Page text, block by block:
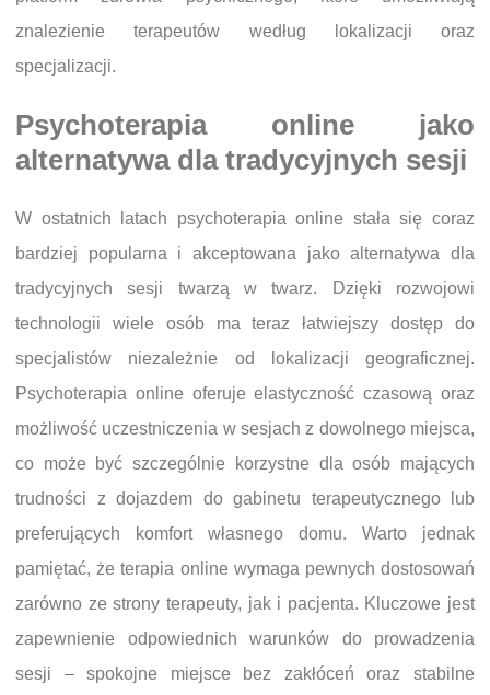
znalezienie terapeutów według lokalizacji oraz
specjalizacji.
Psychoterapia online jako
alternatywa dla tradycyjnych sesji
W ostatnich latach psychoterapia online stała się coraz
bardziej popularna i akceptowana jako alternatywa dla
tradycyjnych sesji twarzą w twarz. Dzięki rozwojowi
technologii wiele osób ma teraz łatwiejszy dostęp do
specjalistów niezależnie od lokalizacji geograficznej.
Psychoterapia online oferuje elastyczność czasową oraz
możliwość uczestniczenia w sesjach z dowolnego miejsca,
co może być szczególnie korzystne dla osób mających
trudności z dojazdem do gabinetu terapeutycznego lub
preferujących komfort własnego domu. Warto jednak
pamiętać, że terapia online wymaga pewnych dostosowań
zarówno ze strony terapeuty, jak i pacjenta. Kluczowe jest
zapewnienie odpowiednich warunków do prowadzenia
sesji – spokojne miejsce bez zakłóceń oraz stabilne